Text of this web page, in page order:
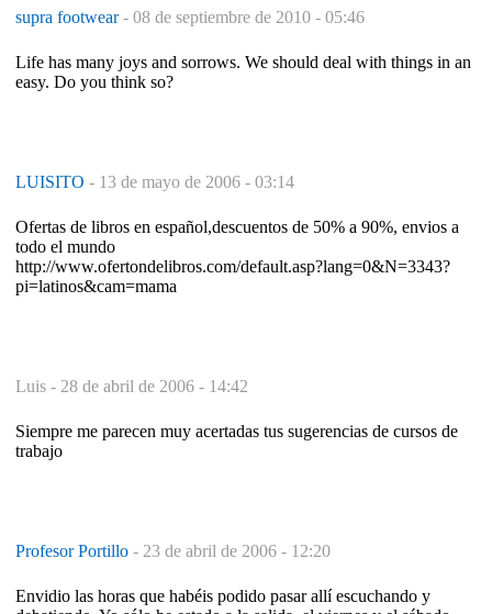
supra footwear- 08 de septiembre de 2010 - 05:46
Life has many joys and sorrows. We should deal with things in an
easy. Do you think so?
LUISITO - 13 de mayo de 2006 - 03:14
Ofertas de libros en español,descuentos de 50% a 90%, envios a
todo el mundo
http://www.ofertondelibros.com/default.asp?lang=0&N=3343?
pi=latinos&cam=mama
Luis - 28 de abril de 2006 - 14:42
Siempre me parecen muy acertadas tus sugerencias de cursos de
trabajo
Profesor Portillo - 23 de abril de 2006 - 12:20
Envidio las horas que habéis podido pasar allí escuchando y